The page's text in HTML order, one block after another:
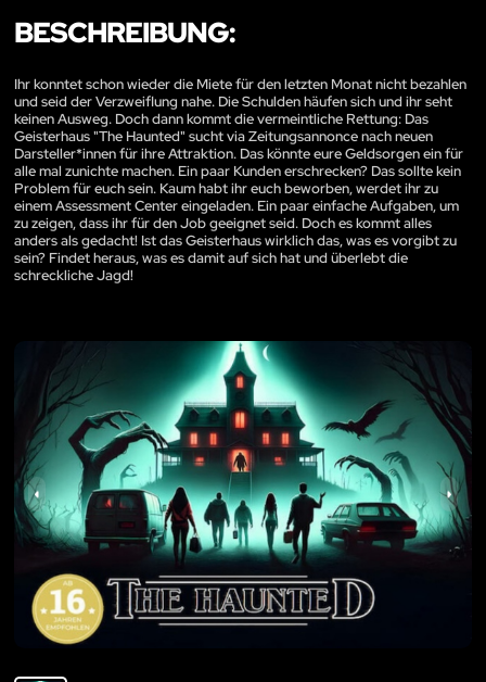
BESCHREIBUNG:
Ihr konntet schon wieder die Miete für den letzten Monat nicht bezahlen
und seid der Verzweiflung nahe. Die Schulden häufen sich und ihr seht
keinen Ausweg. Doch dann kommt die vermeintliche Rettung: Das
Geisterhaus "The Haunted" sucht via Zeitungsannonce nach neuen
Darsteller*innen für ihre Attraktion. Das könnte eure Geldsorgen ein für
alle mal zunichte machen. Ein paar Kunden erschrecken? Das sollte kein
Problem für euch sein. Kaum habt ihr euch beworben, werdet ihr zu
einem Assessment Center eingeladen. Ein paar einfache Aufgaben, um
zu zeigen, dass ihr für den Job geeignet seid. Doch es kommt alles
anders als gedacht! Ist das Geisterhaus wirklich das, was es vorgibt zu
sein? Findet heraus, was es damit auf sich hat und überlebt die
schreckliche Jagd!